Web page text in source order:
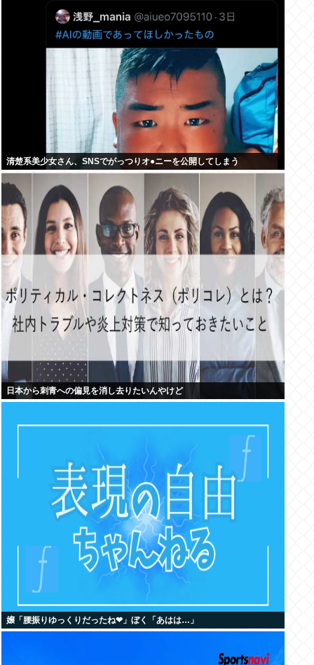
清楚系美少女さん、SNSでがっつりオ●ニーを公開してしまう
日本から刺青への偏見を消し去りたいんやけど
嬢「腰振りゆっくりだったね❤」ぼく「あはは…」